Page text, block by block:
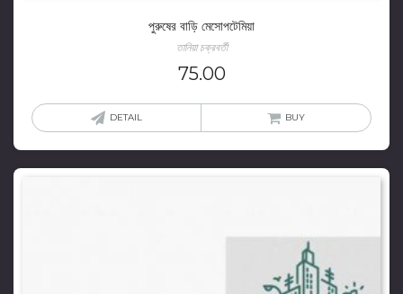
পুরুষের বাড়ি মেসোপটেমিয়া
তানিয়া চক্রবর্তী
75.00
DETAIL BUY